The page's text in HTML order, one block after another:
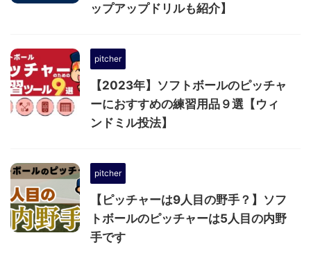
ップアップドリルも紹介】
pitcher
【2023年】ソフトボールのピッチャ
ーにおすすめの練習用品９選【ウィ
ンドミル投法】
pitcher
【ピッチャーは9人目の野手？】ソフ
トボールのピッチャーは5人目の内野
手です